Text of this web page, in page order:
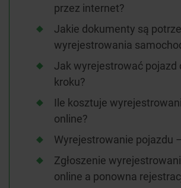
przez internet?
Jakie dokumenty są
wyrejestrowania
Jak wyrejestrować pojazd
kroku?
Ile kosztuje
online?
Wyrejestrowanie pojazdu
Zgłoszenie
online a ponowna